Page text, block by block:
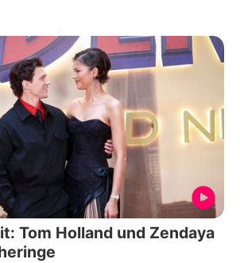
Tom Holland und Zendaya